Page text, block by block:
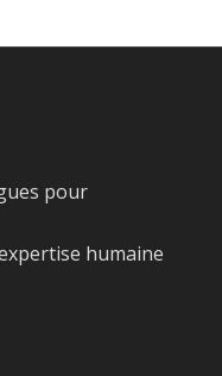
pour
humaine